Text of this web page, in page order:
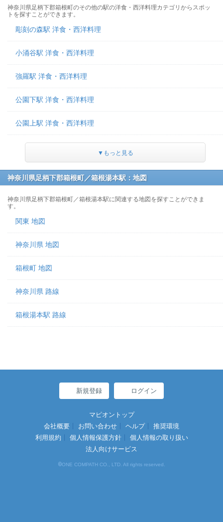
神奈川県足柄下郡箱根町のその他の駅の洋食・西洋料理カテゴリからスポッ
トを探すことができます。
彫刻の森駅 洋食・西洋料理
小涌谷駅 洋食・西洋料理
強羅駅 洋食・西洋料理
公園下駅 洋食・西洋料理
公園上駅 洋食・西洋料理
▼もっと見る
神奈川県足柄下郡箱根町／箱根湯本駅：地図
神奈川県足柄下郡箱根町／箱根湯本駅に関連する地図を探すことができま
す。
関東 地図
神奈川県 地図
箱根町 地図
神奈川県 路線
箱根湯本駅 路線
新規登録 ログイン
マピオントップ
会社概要
お問い合わせ ヘルプ
推奨環境
利用規約
個人情報保護方針
個人情報の取り扱い
法人向けサービス
©ONE COMPATH CO., LTD. All rights reserved.